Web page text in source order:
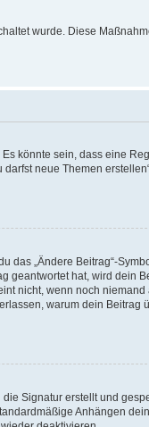
wurde. Diese
könnte sein, dass eine
neue Themen
das „Ändere Beitrag“-
geantwortet hat, wird dein
nicht, wenn noch niemand
warum dein Beitrag
Signatur erstellt und
Anhängen